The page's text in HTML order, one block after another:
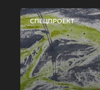
СПЕЦПРОЕКТ